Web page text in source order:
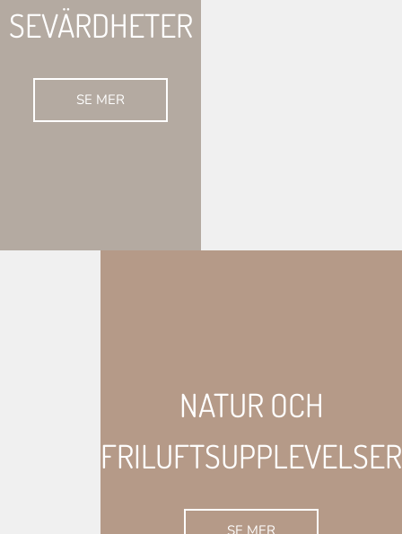
SEVÄRDHETER
SE MER
NATUR OCH
FRILUFTSUPPLEVELSER
SE MER